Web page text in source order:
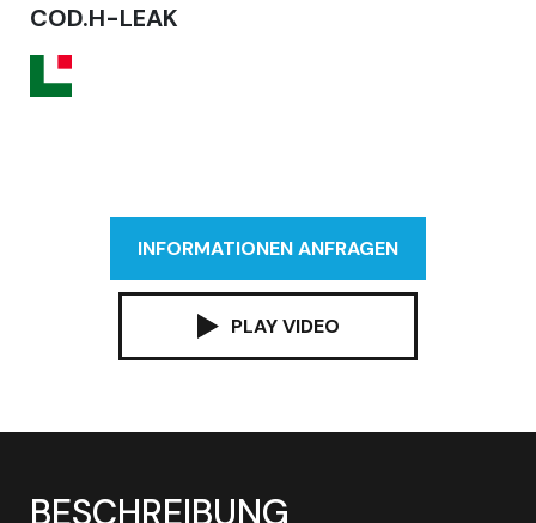
COD.H-LEAK
INFORMATIONEN ANFRAGEN
PLAY VIDEO
BESCHREIBUNG